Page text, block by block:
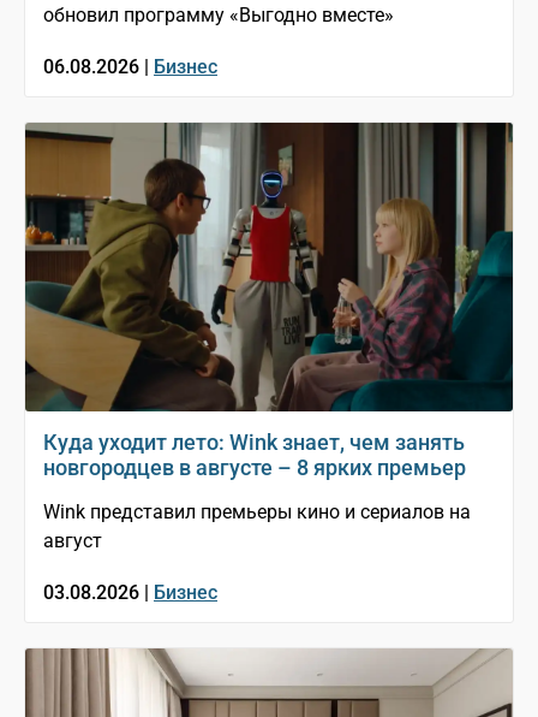
обновил программу «Выгодно вместе»
06.08.2026 | Бизнес
Куда уходит лето: Wink знает, чем занять
новгородцев в августе – 8 ярких премьер
Wink представил премьеры кино и сериалов на
август
03.08.2026 | Бизнес